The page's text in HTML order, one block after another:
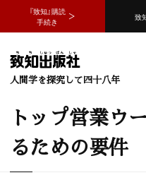
『致知』購読
手続き
致
人間学を探究して四十八年
トップ営業ウ
るための要件